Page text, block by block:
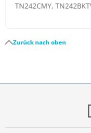
TN242CMY,
Zurück nach oben